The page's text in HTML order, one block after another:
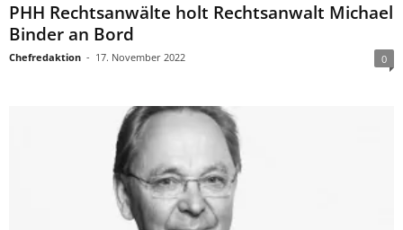
PHH Rechtsanwälte holt Rechtsanwalt Michael
Binder an Bord
Chefredaktion - 17. November 2022 0